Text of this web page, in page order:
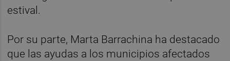
estival.
Por su parte, Marta Barrachina ha destacado
que las ayudas a los municipios afectados